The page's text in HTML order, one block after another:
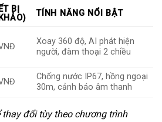
BỊ
TÍNH NĂNG NỔI BẬT
Xoay 360 độ, AI phát hiện
người, đàm thoại 2 chiều
Chống nước IP67, hồng ngoại
30m, cảnh báo âm thanh
thay đổi tùy theo chương trình